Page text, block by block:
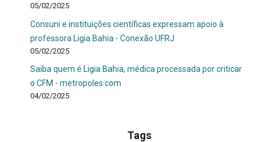
05/02/2025
Consuni e instituições científicas expressam apoio à
professora Ligia Bahia - Conexão UFRJ
05/02/2025
Saiba quem é Ligia Bahia, médica processada por criticar
o CFM - metropoles.com
04/02/2025
Tags